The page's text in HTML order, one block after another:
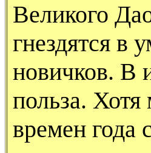
Великого
гнездятся в
новичков. В
польза.
времен года